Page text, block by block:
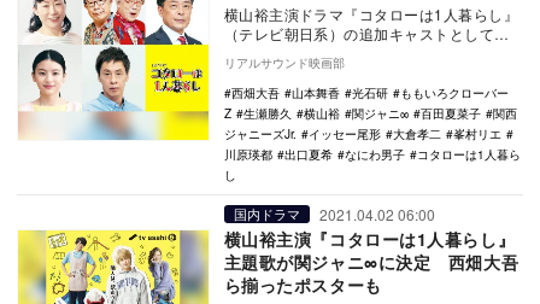
横山裕主演ドラマ『コタローは1人暮らし』
（テレビ朝日系）の追加キャストとして、
光石研、峯村リエ、大倉孝二、イッセー尾
形、出口夏希…
リアルサウンド映画部
西畑大吾
山本舞香 光石研
ももいろクローバー
Z
生瀬勝久 横山裕 関ジャニ∞ 百田夏菜子
関西
ジャニーズJr.
イッセー尾形 大倉孝二
峯村リエ
川原瑛都
出口夏希 なにわ男子
コタローは1人暮ら
し
国内ドラマ 2021.04.02 06:00
横山裕主演『コタローは1人暮らし』
主題歌が関ジャニ∞に決定 西畑大吾
ら揃ったポスターも